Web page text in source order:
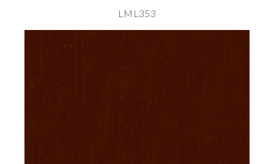
LML353